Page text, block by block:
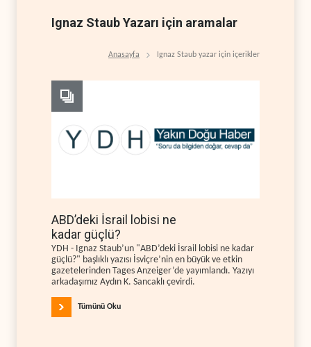
Ignaz Staub Yazarı için aramalar
Anasayfa Ignaz Staub yazar için içerikler
ABD’deki İsrail lobisi ne
kadar güçlü?
YDH - Ignaz Staub’un "ABD’deki İsrail lobisi ne kadar
güçlü?" başlıklı yazısı İsviçre’nin en büyük ve etkin
gazetelerinden Tages Anzeiger’de yayımlandı. Yazıyı
arkadaşımız Aydın K. Sancaklı çevirdi.
Tümünü Oku